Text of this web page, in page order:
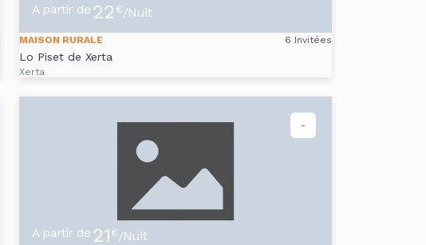
A partir de 22€/Nuit
MAISON RURALE 6 Invitées
Lo Piset de Xerta
Xerta
-
A partir de 21€/Nuit